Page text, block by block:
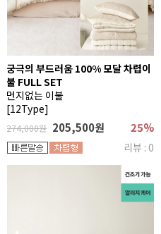
궁극의 부드러움 100% 모달 차렵이
불 FULL SET
먼지없는 이불
[12Type]
274,000원 205,500원 25%
리뷰 : 0